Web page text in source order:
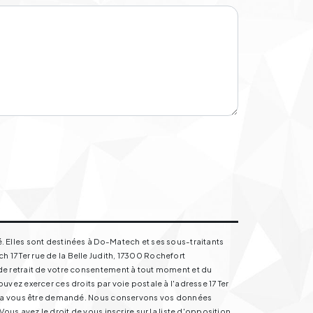
sont destinées à Do-Matech et ses sous-traitants
Ter rue de la Belle Judith, 17300 Rochefort
retrait de votre consentement à tout moment et du
exercer ces droits par voie postale à l'adresse 17 Ter
être demandé. Nous conservons vos données
avez le droit de vous inscrire sur la liste d'opposition